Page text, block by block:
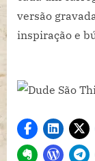
versão
inspiração e